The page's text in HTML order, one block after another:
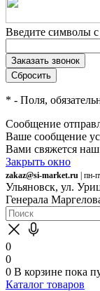
Введите символы
* - Поля,
Сообщение
Ваше сообщение
Вами свяжется
Закрыть окно
zakaz@si-market.ru | пн-
Ульяновск, ул.
Генерала
0
0
0 В корзине пока
Каталог товаров